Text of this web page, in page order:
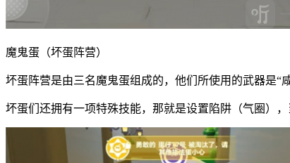
魔鬼蛋（坏蛋阵营）
坏蛋阵营是由三名魔鬼蛋组成的，他们所使用的武器是“
坏蛋们还拥有一项特殊技能，那就是设置陷阱（气圈）